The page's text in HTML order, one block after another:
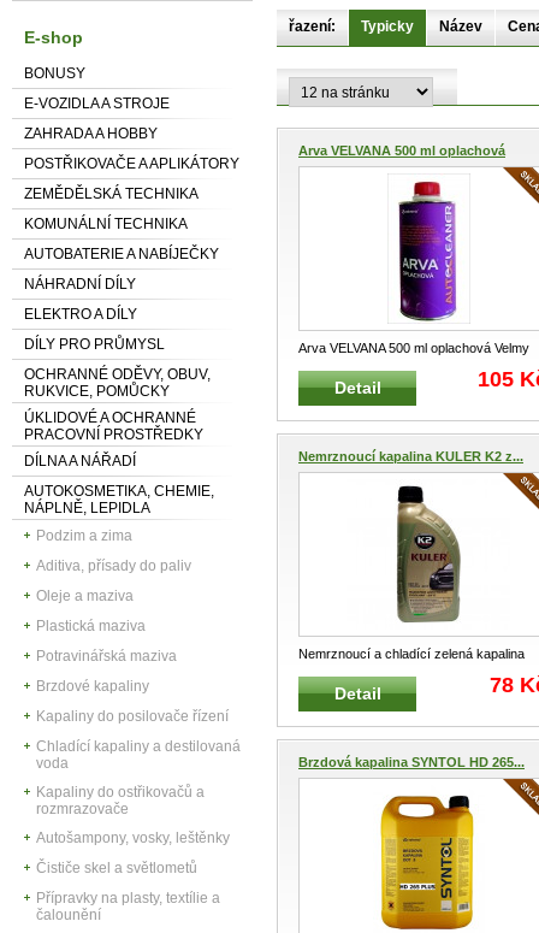
E-shop
BONUSY
E-VOZIDLA A STROJE
ZAHRADA A HOBBY
POSTŘIKOVAČE A APLIKÁTORY
ZEMĚDĚLSKÁ TECHNIKA
KOMUNÁLNÍ TECHNIKA
AUTOBATERIE A NABÍJEČKY
NÁHRADNÍ DÍLY
ELEKTRO A DÍLY
DÍLY PRO PRŮMYSL
OCHRANNÉ ODĚVY, OBUV,
RUKVICE, POMŮCKY
ÚKLIDOVÉ A OCHRANNÉ
PRACOVNÍ PROSTŘEDKY
DÍLNA A NÁŘADÍ
AUTOKOSMETIKA, CHEMIE,
NÁPLNĚ, LEPIDLA
Podzim a zima
Aditiva, přísady do paliv
Oleje a maziva
Plastická maziva
Potravinářská maziva
Brzdové kapaliny
Kapaliny do posilovače řízení
Chladící kapaliny a destilovaná
voda
Kapaliny do ostřikovačů a
rozmrazovače
Autošampony, vosky, leštěnky
Čističe skel a světlometů
Přípravky na plasty, textílie a
čalounění
řazení: Typicky Název
Arva VELVANA 500 ml oplachová
Arva VELVANA 500 ml oplachová Velmy
účinný a tradiční přípravek pro t
Detail 105
Nemrznoucí kapalina KULER K2 z...
Nemrznoucí a chladící zelená kapalina
Chladící, mrazuvzdorná, univerz
Detail 78
Brzdová kapalina SYNTOL HD 265...